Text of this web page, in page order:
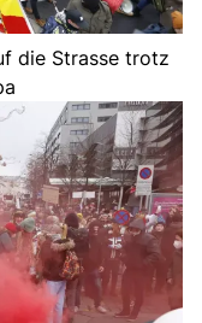
die Strasse trotz